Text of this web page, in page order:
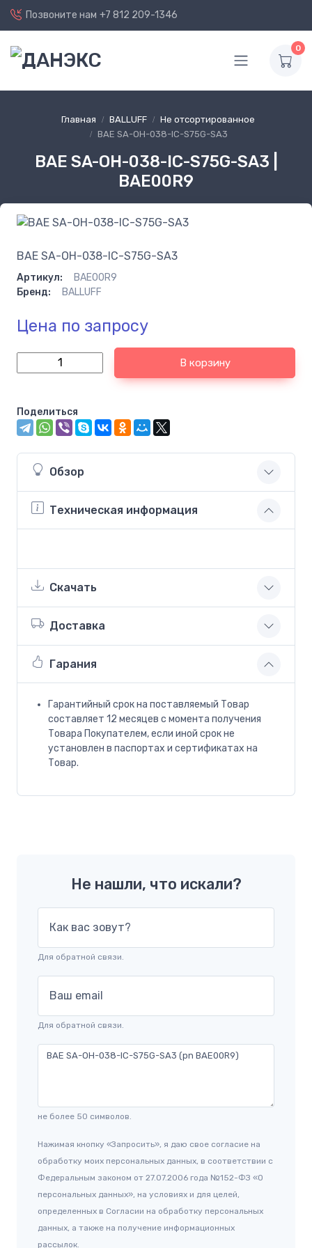
Позвоните нам +7 812 209-1346
0
Главная BALLUFF
Не отсортированное
BAE SA-OH-038-IC-S75G-SA3
BAE SA-OH-038-IC-S75G-SA3 |
BAE00R9
BAE SA-OH-038-IC-S75G-SA3
Артикул:
BAE00R9
Бренд:
BALLUFF
Цена по запросу
В корзину
Поделиться
Обзор
Техническая информация
Скачать
Доставка
Гарания
Гарантийный срок на поставляемый Товар
составляет 12 месяцев с момента получения
Товара Покупателем, если иной срок не
установлен в паспортах и сертификатах на
Товар.
Не нашли, что искали?
Как вас зовут?
Для обратной связи.
Ваш email
Для обратной связи.
не более 50 символов.
Нажимая кнопку «Запросить», я даю свое согласие на
обработку моих персональных данных, в соответствии с
Федеральным законом от 27.07.2006 года №152-ФЗ «О
персональных данных», на условиях и для целей,
определенных в Согласии на обработку персональных
данных, а также на получение информационных
рассылок.